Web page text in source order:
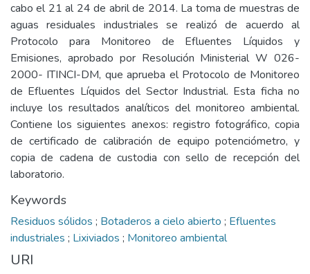
cabo el 21 al 24 de abril de 2014. La toma de muestras de
aguas residuales industriales se realizó de acuerdo al
Protocolo para Monitoreo de Efluentes Líquidos y
Emisiones, aprobado por Resolución Ministerial W 026-
2000- ITINCI-DM, que aprueba el Protocolo de Monitoreo
de Efluentes Líquidos del Sector Industrial. Esta ficha no
incluye los resultados analíticos del monitoreo ambiental.
Contiene los siguientes anexos: registro fotográfico, copia
de certificado de calibración de equipo potenciómetro, y
copia de cadena de custodia con sello de recepción del
laboratorio.
Keywords
Residuos sólidos ; Botaderos a cielo abierto ; Efluentes
industriales ; Lixiviados ; Monitoreo ambiental
URI